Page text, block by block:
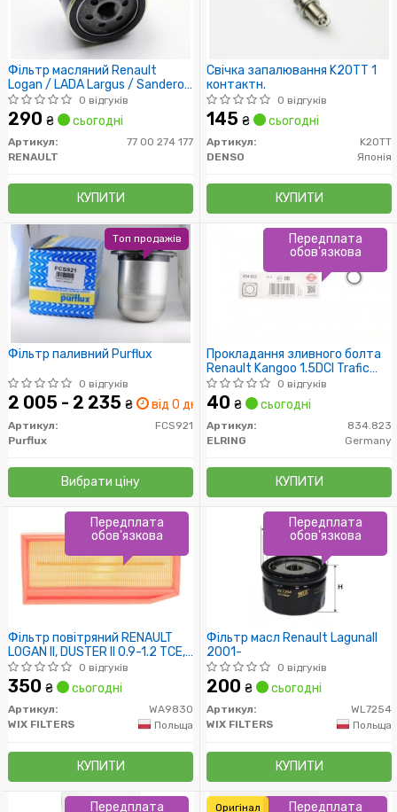
Фільтр масляний Renault
Logan / LADA Largus / Sandero,
Duster (UFI)
0 відгуків
290 ₴ сьогодні
Артикул:
77 00 274 177
RENAULT
КУПИТИ
Свічка запалювання K20TT 1
контактн.
0 відгуків
145 ₴ сьогодні
Артикул:
K20TT
DENSO
Японія
КУПИТИ
Фільтр паливний Purflux
0 відгуків
2 005 - 2 235 ₴ від 0 дн.
Артикул:
FCS921
Purflux
Вибрати ціну
Топ продажів
Прокладання зливного болта
Renault Kangoo 1.5DCI Trafic
1.9Dci /16.7x24x1.5/
0 відгуків
40 ₴ сьогодні
Артикул:
834.823
ELRING
Germany
КУПИТИ
Передплата
обов'язкова
Фільтр повітряний RENAULT
LOGAN II, DUSTER II 0.9-1.2 TCE,
1.5 DCI 13- (пр-во WIX-FILTERS)
0 відгуків
350 ₴ сьогодні
Артикул:
WA9830
WIX FILTERS
Польща
КУПИТИ
Передплата
обов'язкова
Фільтр масл Renault LagunaII
2001-
0 відгуків
200 ₴ сьогодні
Артикул:
WL7254
WIX FILTERS
Польща
КУПИТИ
Передплата
обов'язкова
Передплата Передплата
Оригінал